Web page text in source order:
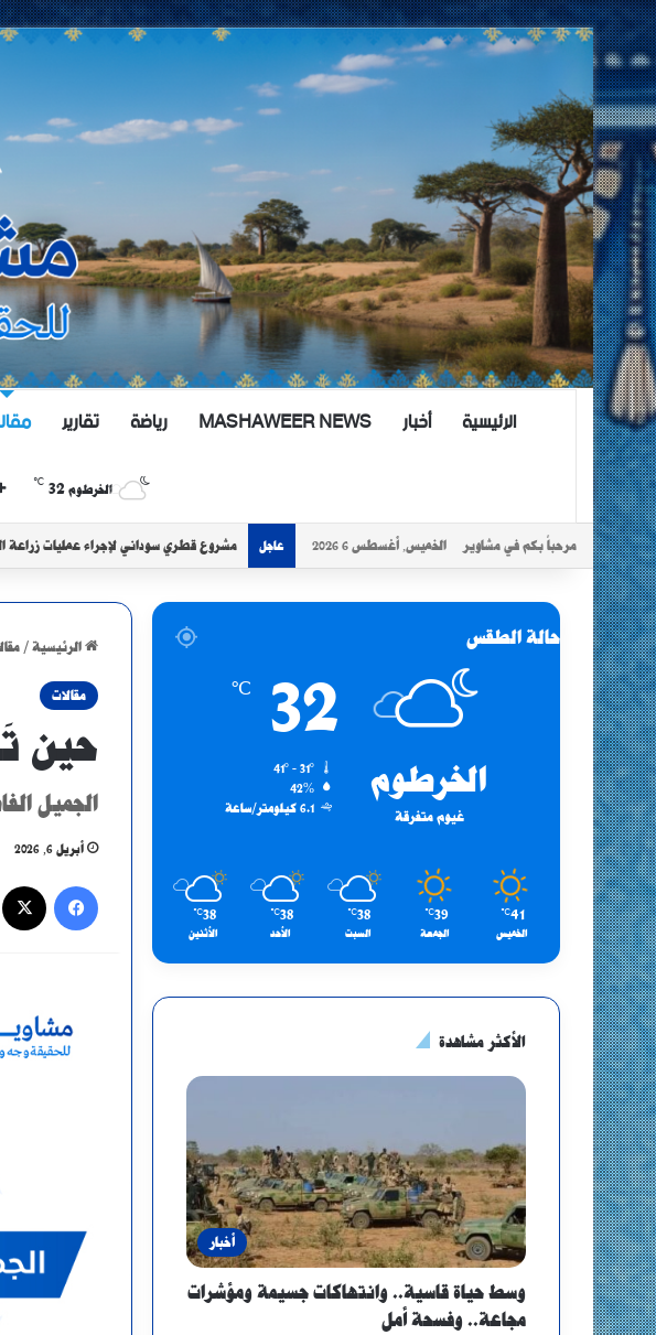
الرئيسية أخبار MASHAWEER NEWS رياضة تقارير
الخرطوم 32
℃
مرحباً بكم في مشاوير الخميس, أغسطس 6 2026 عاجل مشروع قطري سوداني لإجراء عمليات زراعة
الرئيسية /
مقالات
حين
الجميل
أبريل 6, 2026
فيسبوك
حالة الطقس
الخرطوم
غيوم متفرقة
32
℃
42%
6.1 كيلومتر/ساعة
41
℃
الخميس
39
℃
الجمعة
38
℃
السبت
38
℃
الأحد
38
℃
الأثنين
الأكثر مشاهدة
أخبار
وسط حياة قاسية.. وانتهاكات جسيمة ومؤشرات
مجاعة.. وفسحة أمل